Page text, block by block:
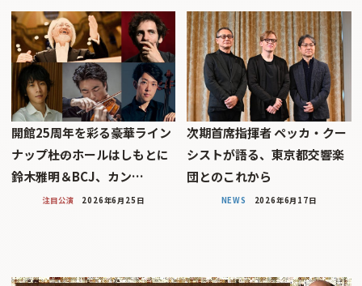
開館25周年を彩る豪華ライン
ナップ――杜のホールはしもとに
鈴木雅明＆BCJ、カン…
注目公演 2026年6月25日
次期首席指揮者 ペッカ・クー
シストが語る、東京都交響楽
団とのこれから
NEWS 2026年6月17日